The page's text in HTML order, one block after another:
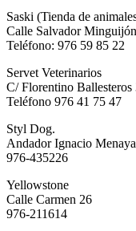
Saski (Tienda de
Calle Salvador
Teléfono: 976 59 85 22
Servet Veterinarios
C/ Florentino Ballesteros
Teléfono 976 41 75 47
Styl Dog.
Andador Ignacio
976-435226
Yellowstone
Calle Carmen 26
976-211614